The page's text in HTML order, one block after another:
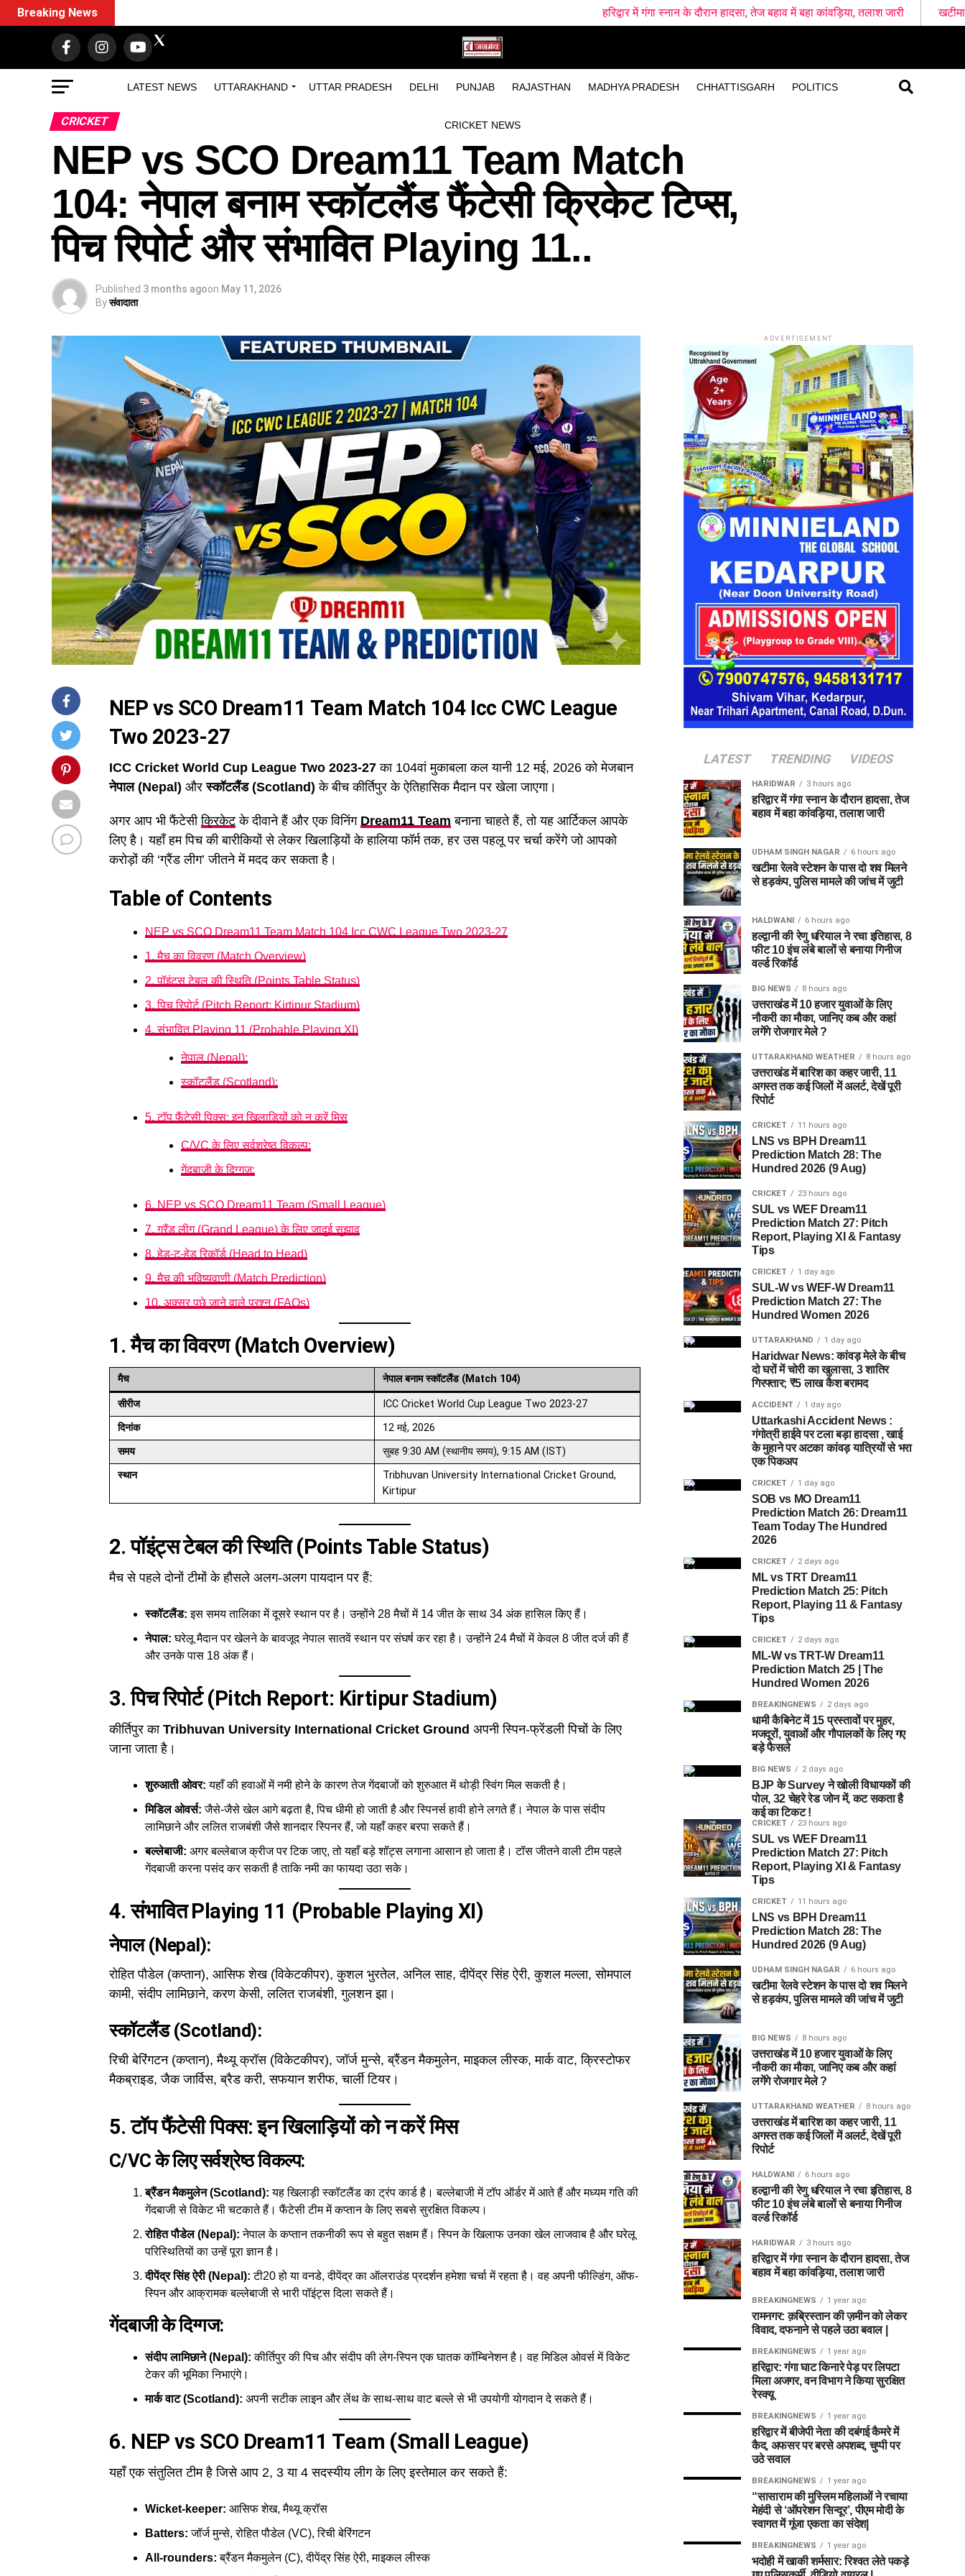
LATEST NEWS UTTARAKHAND UTTAR PRADESH DELHI PUNJAB RAJASTHAN MADHYA PRADESH CHHATTISGARH POLITICS
CRICKET NEWS
Breaking News हरिद्वार में गंगा स्नान के दौरान हादसा, तेज बहाव में बहा कांवड़िया, तलाश जारी खटीमा रेलवे स्टेशन के पास
CRICKET
NEP vs SCO Dream11 Team Match
104: नेपाल बनाम स्कॉटलैंड फैंटेसी क्रिकेट टिप्स,
पिच रिपोर्ट और संभावित Playing 11..
Published 3 months agoon May 11, 2026
Byसंवादाता
NEP vs SCO Dream11 Team Match 104 Icc CWC League
Two 2023-27
ICC Cricket World Cup League Two 2023-27 का 104वां मुकाबला कल यानी 12 मई, 2026 को मेजबान
नेपाल (Nepal) औरस्कॉटलैंड (Scotland) के बीच कीर्तिपुर के ऐतिहासिक मैदान पर खेला जाएगा।
अगर आप भी फैंटेसीक्रिकेटके दीवाने हैं और एक विनिंग Dream11 Team बनाना चाहते हैं, तो यह आर्टिकल आपके
लिए है। यहाँ हम पिच की बारीकियों से लेकर खिलाड़ियों के हालिया फॉर्म तक, हर उस पहलू पर चर्चा करेंगे जो आपको
करोड़ों की ‘ग्रैंड लीग’ जीतने में मदद कर सकता है।
Table of Contents
NEP vs SCO Dream11 Team Match 104 Icc CWC League Two 2023-27
1. मैच का विवरण (Match Overview)
2. पॉइंट्स टेबल की स्थिति (Points Table Status)
3. पिच रिपोर्ट (Pitch Report: Kirtipur Stadium)
4. संभावित Playing 11 (Probable Playing XI)
नेपाल (Nepal):
स्कॉटलैंड (Scotland):
5. टॉप फैंटेसी पिक्स: इन खिलाड़ियों को न करें मिस
C/VC के लिए सर्वश्रेष्ठ विकल्प:
गेंदबाजी के दिग्गज:
6. NEP vs SCO Dream11 Team (Small League)
7. ग्रैंड लीग (Grand League) के लिए जादुई सुझाव
8. हेड-टू-हेड रिकॉर्ड (Head to Head)
9. मैच की भविष्यवाणी (Match Prediction)
10. अक्सर पूछे जाने वाले प्रश्न (FAQs)
1. मैच का विवरण (Match Overview)
मैच नेपाल बनाम स्कॉटलैंड (Match 104)
सीरीज
ICC Cricket World Cup League Two 2023-27
दिनांक
12 मई, 2026
समय
सुबह 9:30 AM (स्थानीय समय), 9:15 AM (IST)
स्थान
Tribhuvan University International Cricket Ground,
Kirtipur
2. पॉइंट्स टेबल की स्थिति (Points Table Status)
मैच से पहले दोनों टीमों के हौसले अलग-अलग पायदान पर हैं:
स्कॉटलैंड: इस समय तालिका में दूसरे स्थान पर है। उन्होंने 28 मैचों में 14 जीत के साथ 34 अंक हासिल किए हैं।
नेपाल: घरेलू मैदान पर खेलने के बावजूद नेपाल सातवें स्थान पर संघर्ष कर रहा है। उन्होंने 24 मैचों में केवल 8 जीत दर्ज की हैं
और उनके पास 18 अंक हैं।
3. पिच रिपोर्ट (Pitch Report: Kirtipur Stadium)
कीर्तिपुर का Tribhuvan University International Cricket Ground अपनी स्पिन-फ्रेंडली पिचों के लिए
जाना जाता है।
शुरुआती ओवर: यहाँ की हवाओं में नमी होने के कारण तेज गेंदबाजों को शुरुआत में थोड़ी स्विंग मिल सकती है।
मिडिल ओवर्स: जैसे-जैसे खेल आगे बढ़ता है, पिच धीमी हो जाती है और स्पिनर्स हावी होने लगते हैं। नेपाल के पास संदीप
लामिछाने और ललित राजबंशी जैसे शानदार स्पिनर हैं, जो यहाँ कहर बरपा सकते हैं।
बल्लेबाजी: अगर बल्लेबाज क्रीज पर टिक जाए, तो यहाँ बड़े शॉट्स लगाना आसान हो जाता है। टॉस जीतने वाली टीम पहले
गेंदबाजी करना पसंद कर सकती है ताकि नमी का फायदा उठा सके।
4. संभावित Playing 11 (Probable Playing XI)
नेपाल (Nepal):
रोहित पौडेल (कप्तान), आसिफ शेख (विकेटकीपर), कुशल भुरतेल, अनिल साह, दीपेंद्र सिंह ऐरी, कुशल मल्ला, सोमपाल
कामी, संदीप लामिछाने, करण केसी, ललित राजबंशी, गुलशन झा।
स्कॉटलैंड (Scotland):
रिची बेरिंगटन (कप्तान), मैथ्यू क्रॉस (विकेटकीपर), जॉर्ज मुन्से, ब्रैंडन मैकमुलेन, माइकल लीस्क, मार्क वाट, क्रिस्टोफर
मैकब्राइड, जैक जार्विस, ब्रैड करी, सफयान शरीफ, चार्ली टियर।
5. टॉप फैंटेसी पिक्स: इन खिलाड़ियों को न करें मिस
C/VC के लिए सर्वश्रेष्ठ विकल्प:
ब्रैंडन मैकमुलेन (Scotland): यह खिलाड़ी स्कॉटलैंड का ट्रंप कार्ड है। बल्लेबाजी में टॉप ऑर्डर में आते हैं और मध्यम गति की
गेंदबाजी से विकेट भी चटकाते हैं। फैंटेसी टीम में कप्तान के लिए सबसे सुरक्षित विकल्प।
रोहित पौडेल (Nepal): नेपाल के कप्तान तकनीकी रूप से बहुत सक्षम हैं। स्पिन के खिलाफ उनका खेल लाजवाब है और घरेलू
परिस्थितियों का उन्हें पूरा ज्ञान है।
दीपेंद्र सिंह ऐरी (Nepal): टी20 हो या वनडे, दीपेंद्र का ऑलराउंड प्रदर्शन हमेशा चर्चा में रहता है। वह अपनी फील्डिंग, ऑफ-
स्पिन और आक्रामक बल्लेबाजी से भारी पॉइंट्स दिला सकते हैं।
गेंदबाजी के दिग्गज:
संदीप लामिछाने (Nepal): कीर्तिपुर की पिच और संदीप की लेग-स्पिन एक घातक कॉम्बिनेशन है। वह मिडिल ओवर्स में विकेट
टेकर की भूमिका निभाएंगे।
मार्क वाट (Scotland): अपनी सटीक लाइन और लेंथ के साथ-साथ वाट बल्ले से भी उपयोगी योगदान दे सकते हैं।
6. NEP vs SCO Dream11 Team (Small League)
यहाँ एक संतुलित टीम है जिसे आप 2, 3 या 4 सदस्यीय लीग के लिए इस्तेमाल कर सकते हैं:
Wicket-keeper: आसिफ शेख, मैथ्यू क्रॉस
Batters: जॉर्ज मुन्से, रोहित पौडेल (VC), रिची बेरिंगटन
All-rounders: ब्रैंडन मैकमुलेन (C), दीपेंद्र सिंह ऐरी, माइकल लीस्क
ADVERTISEMENT
LATEST TRENDING VIDEOS
HARIDWAR 3 hours ago
हरिद्वार में गंगा स्नान के दौरान हादसा, तेज
बहाव में बहा कांवड़िया, तलाश जारी
UDHAM SINGH NAGAR 6 hours ago
खटीमा रेलवे स्टेशन के पास दो शव मिलने
से हड़कंप, पुलिस मामले की जांच में जुटी
HALDWANI 6 hours ago
हल्द्वानी की रेणु धरियाल ने रचा इतिहास, 8
फीट 10 इंच लंबे बालों से बनाया गिनीज
वर्ल्ड रिकॉर्ड
BIG NEWS 8 hours ago
उत्तराखंड में 10 हजार युवाओं के लिए
नौकरी का मौका, जानिए कब और कहां
लगेंगे रोजगार मेले ?
UTTARAKHAND WEATHER 8 hours ago
उत्तराखंड में बारिश का कहर जारी, 11
अगस्त तक कई जिलों में अलर्ट, देखें पूरी
रिपोर्ट
CRICKET 11 hours ago
LNS vs BPH Dream11
Prediction Match 28: The
Hundred 2026 (9 Aug)
CRICKET 23 hours ago
SUL vs WEF Dream11
Prediction Match 27: Pitch
Report, Playing XI & Fantasy
Tips
CRICKET 1 day ago
SUL-W vs WEF-W Dream11
Prediction Match 27: The
Hundred Women 2026
UTTARAKHAND 1 day ago
Haridwar News: कांवड़ मेले के बीच
दो घरों में चोरी का खुलासा, 3 शातिर
गिरफ्तार; ₹5 लाख कैश बरामद
ACCIDENT 1 day ago
Uttarkashi Accident News :
गंगोत्री हाईवे पर टला बड़ा हादसा , खाई
के मुहाने पर अटका कांवड़ यात्रियों से भरा
एक पिकअप
CRICKET 1 day ago
SOB vs MO Dream11
Prediction Match 26: Dream11
Team Today The Hundred
2026
CRICKET 2 days ago
ML vs TRT Dream11
Prediction Match 25: Pitch
Report, Playing 11 & Fantasy
Tips
CRICKET 2 days ago
ML-W vs TRT-W Dream11
Prediction Match 25 | The
Hundred Women 2026
BREAKINGNEWS 2 days ago
धामी कैबिनेट में 15 प्रस्तावों पर मुहर,
मजदूरों, युवाओं और गौपालकों के लिए गए
बड़े फैसले
BIG NEWS 2 days ago
BJP के Survey ने खोली विधायकों की
पोल, 32 चेहरे रेड जोन में, कट सकता है
कई का टिकट !
CRICKET 23 hours ago
SUL vs WEF Dream11
Prediction Match 27: Pitch
Report, Playing XI & Fantasy
Tips
CRICKET 11 hours ago
LNS vs BPH Dream11
Prediction Match 28: The
Hundred 2026 (9 Aug)
UDHAM SINGH NAGAR 6 hours ago
खटीमा रेलवे स्टेशन के पास दो शव मिलने
से हड़कंप, पुलिस मामले की जांच में जुटी
BIG NEWS 8 hours ago
उत्तराखंड में 10 हजार युवाओं के लिए
नौकरी का मौका, जानिए कब और कहां
लगेंगे रोजगार मेले ?
UTTARAKHAND WEATHER 8 hours ago
उत्तराखंड में बारिश का कहर जारी, 11
अगस्त तक कई जिलों में अलर्ट, देखें पूरी
रिपोर्ट
HALDWANI 6 hours ago
हल्द्वानी की रेणु धरियाल ने रचा इतिहास, 8
फीट 10 इंच लंबे बालों से बनाया गिनीज
वर्ल्ड रिकॉर्ड
HARIDWAR 3 hours ago
हरिद्वार में गंगा स्नान के दौरान हादसा, तेज
बहाव में बहा कांवड़िया, तलाश जारी
BREAKINGNEWS 1 year ago
रामनगर: क़ब्रिस्तान की ज़मीन को लेकर
विवाद, दफनाने से पहले उठा बवाल |
BREAKINGNEWS 1 year ago
हरिद्वार: गंगा घाट किनारे पेड़ पर लिपटा
मिला अजगर, वन विभाग ने किया सुरक्षित
रेस्क्यू
BREAKINGNEWS 1 year ago
हरिद्वार में बीजेपी नेता की दबंगई कैमरे में
कैद, अफसर पर बरसे अपशब्द, चुप्पी पर
उठे सवाल
BREAKINGNEWS 1 year ago
“सासाराम की मुस्लिम महिलाओं ने रचाया
मेहंदी से ‘ऑपरेशन सिन्दूर’, पीएम मोदी के
स्वागत में गूंजा एकता का संदेश|
BREAKINGNEWS 1 year ago
भदोही में खाकी शर्मसार: रिश्वत लेते पकड़े